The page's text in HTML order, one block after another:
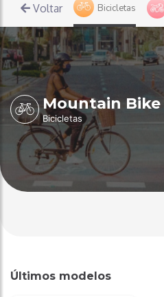
Voltar
Home Bicicletas
Mountain Bike
Bicicletas
Últimos modelos